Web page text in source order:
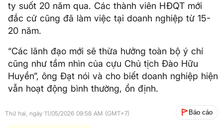
ty suốt 20 năm qua. Các thành viên HĐQT mới
đắc cử cũng đã làm việc tại doanh nghiệp từ 15-
20 năm.
“Các lãnh đạo mới sẽ thừa hưởng toàn bộ ý chí
cũng như tầm nhìn của cựu Chủ tịch Đào Hữu
Huyền”, ông Đạt nói và cho biết doanh nghiệp hiện
vẫn hoạt động bình thường, ổn định.
Thứ hai, ngày 11/05/2026 09:58 AM (GMT+7) Báo cáo